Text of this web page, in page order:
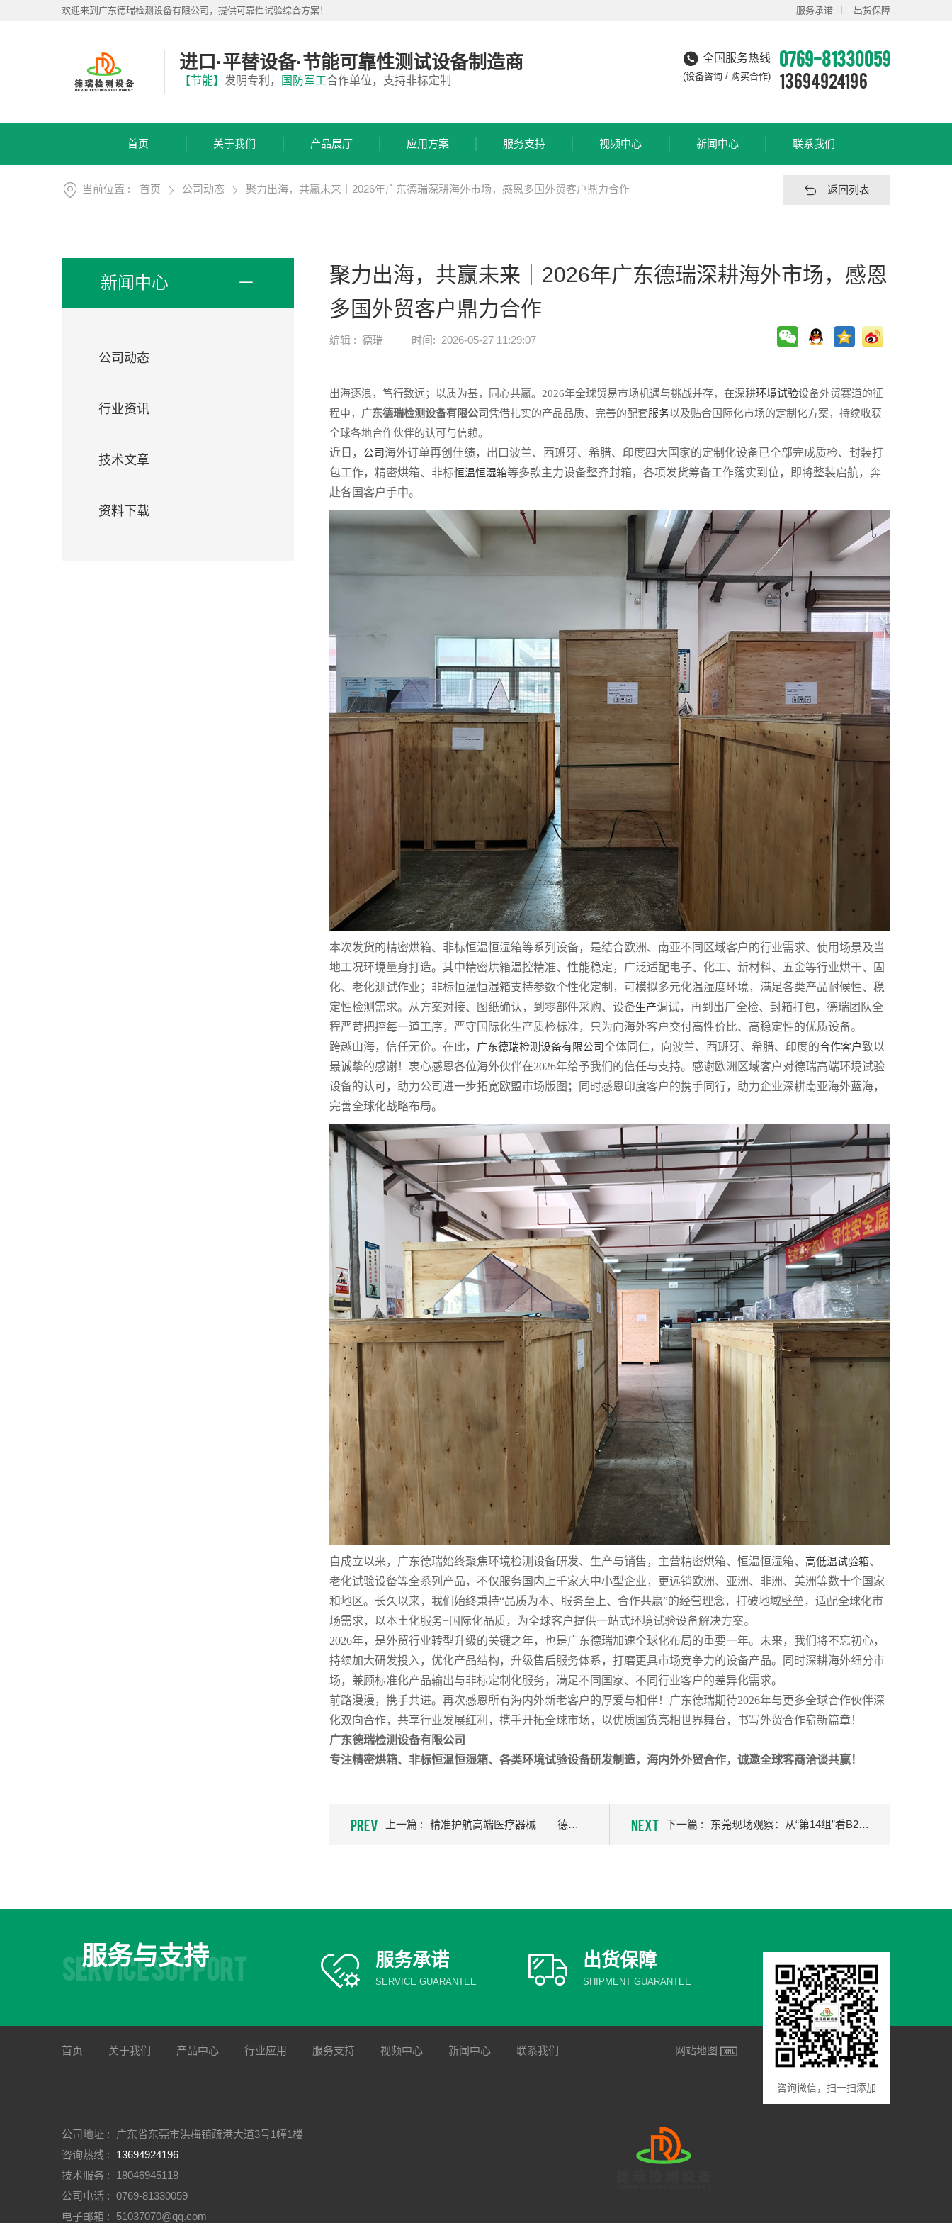
欢迎来到广东德瑞检测设备有限公司，提供可靠性试验综合方案！ 服务承诺 出货保障
进口·平替设备·节能可靠性测试设备制造商
【节能】 发明专利， 国防军工合作单位，支持非标定制
全国服务热线
(设备咨询 / 购买合作)
0769-81330059
13694924196
首页 关于我们 产品展厅 应用方案 服务支持 视频中心 新闻中心 联系我们
厅
案
当前位置 : 首页 公司动态 聚力出海，共赢未来｜2026年广东德瑞深耕海外市场，感恩多国外贸客户鼎力合作 返回列表
新闻中心
公司动态
行业资讯
技术文章
资料下载
聚力出海，共赢未来｜2026年广东德瑞深耕海外市场，感恩
多国外贸客户鼎力合作
编辑 : 德瑞 时间: 2026-05-27 11:29:07
出海逐浪，笃行致远；以质为基，同心共赢。2026年全球贸易市场机遇与挑战并存，在深耕环境试验设备外贸赛道的征
程中， 广东德瑞检测设备有限公司凭借扎实的产品品质、完善的配套服务以及贴合国际化市场的定制化方案，持续收获
全球各地合作伙伴的认可与信赖。
近日， 公司海外订单再创佳绩，出口波兰、西班牙、希腊、印度四大国家的定制化设备已全部完成质检、封装打
包工作，精密烘箱、非标恒温恒湿箱等多款主力设备整齐封箱，各项发货筹备工作落实到位，即将整装启航，奔
赴各国客户手中。
本次发货的精密烘箱、非标恒温恒湿箱等系列设备，是结合欧洲、南亚不同区域客户的行业需求、使用场景及当
地工况环境量身打造。其中精密烘箱温控精准、性能稳定，广泛适配电子、化工、新材料、五金等行业烘干、固
化、老化测试作业；非标恒温恒湿箱支持参数个性化定制，可模拟多元化温湿度环境，满足各类产品耐候性、稳
定性检测需求。从方案对接、图纸确认，到零部件采购、设备生产调试，再到出厂全检、封箱打包，德瑞团队全
程严苛把控每一道工序，严守国际化生产质检标准，只为向海外客户交付高性价比、高稳定性的优质设备。
跨越山海，信任无价。在此，
广东德瑞检测设备有限公司 全体同仁，向波兰、西班牙、希腊、印度的合作客户致以
最诚挚的感谢！衷心感恩各位海外伙伴在2026年给予我们的信任与支持。感谢欧洲区域客户对德瑞高端环境试验
设备的认可，助力公司进一步拓宽欧盟市场版图；同时感恩印度客户的携手同行，助力企业深耕南亚海外蓝海，
完善全球化战略布局。
自成立以来，广东德瑞始终聚焦环境检测设备研发、生产与销售，主营精密烘箱、恒温恒湿箱、 高低温试验箱、
老化试验设备等全系列产品，不仅服务国内上千家大中小型企业，更远销欧洲、亚洲、非洲、美洲等数十个国家
和地区。长久以来，我们始终秉持“品质为本、服务至上、合作共赢”的经营理念，打破地域壁垒，适配全球化市
场需求，以本土化服务+国际化品质，为全球客户提供一站式环境试验设备解决方案。
2026年，是外贸行业转型升级的关键之年，也是广东德瑞加速全球化布局的重要一年。未来，我们将不忘初心，
持续加大研发投入，优化产品结构，升级售后服务体系，打磨更具市场竞争力的设备产品。同时深耕海外细分市
场，兼顾标准化产品输出与非标定制化服务，满足不同国家、不同行业客户的差异化需求。
前路漫漫，携手共进。再次感恩所有海内外新老客户的厚爱与相伴！广东德瑞期待2026年与更多全球合作伙伴深
化双向合作，共享行业发展红利，携手开拓全球市场，以优质国货亮相世界舞台，书写外贸合作崭新篇章！
广东德瑞检测设备有限公司
专注精密烘箱、非标恒温恒湿箱、各类环境试验设备研发制造，海内外外贸合作，诚邀全球客商洽谈共赢！
PREV 上一篇 : 精准护航高端医疗器械——德瑞检测向先瑞达成功交付定制化恒温恒湿试验箱 NEXT 下一篇 : 东莞现场观察：从“第14组”看B2B平台的下沉服务逻辑
SERVICE SUPPORT
服务与支持 服务承诺
SERVICE GUARANTEE
出货保障
SHIPMENT GUARANTEE
首页 关于我们 产品中心 行业应用 服务支持 视频中心 新闻中心 联系我们 网站地图
公司地址 :
广东省东莞市洪梅镇疏港大道3号1幢1楼
咨询热线 :
13694924196
技术服务 :
18046945118
公司电话 : 0769-81330059
电子邮箱 :
51037070@qq.com
咨询微信，扫一扫添加